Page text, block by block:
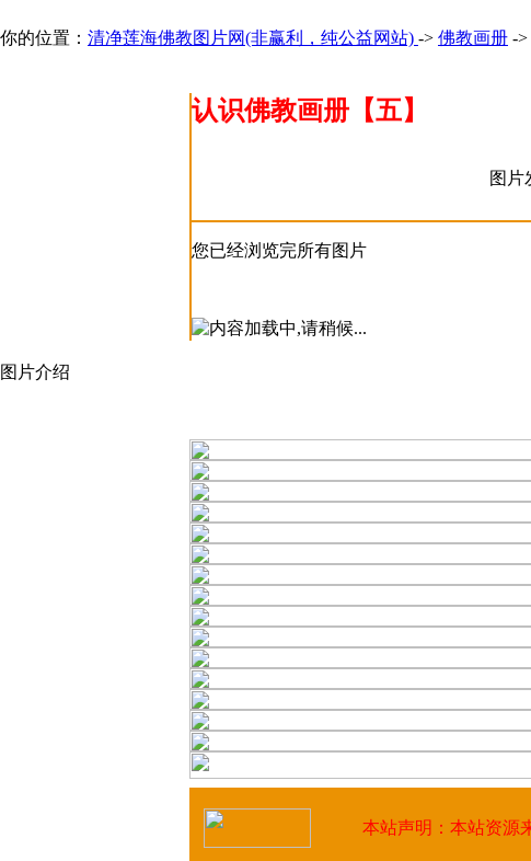
你的位置： 清净莲海佛教图片网(非赢利，纯公益网站) -> 佛教画册 ->
认识佛教画册【五】
图片
您已经浏览完所有图片
图片介绍
本站声明：本站资源